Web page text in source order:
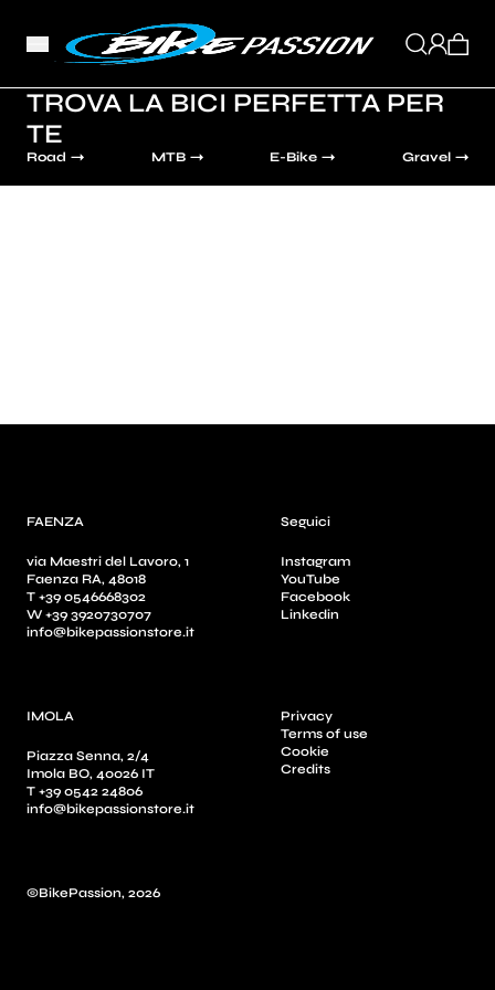
TROVA LA BICI PERFETTA PER
TE
Road MTB E-Bike Gravel
FAENZA
via Maestri del Lavoro, 1
Faenza RA, 48018
T +39 0546668302
W +39 3920730707
info@bikepassionstore.it
IMOLA
Piazza Senna, 2/4
Imola BO, 40026 IT
T +39 0542 24806
info@bikepassionstore.it
Seguici
Instagram
YouTube
Facebook
Linkedin
Privacy
Terms of use
Cookie
Credits
©BikePassion, 2026